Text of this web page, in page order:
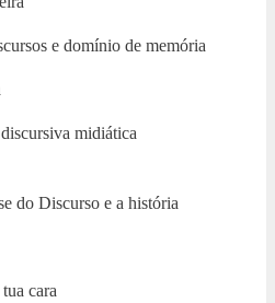
e domínio de memória
midiática
do Discurso e a história
cara